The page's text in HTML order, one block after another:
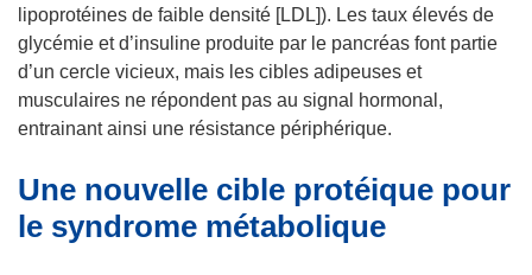
r
e
d
a
u
lipoprotéines de faible densité [LDL]). Les taux élevés de
glycémie et d’insuline produite par le pancréas font partie
d’un cercle vicieux, mais les cibles adipeuses et
musculaires ne répondent pas au signal hormonal,
entrainant ainsi une résistance périphérique.
Une nouvelle cible protéique pour
le syndrome métabolique